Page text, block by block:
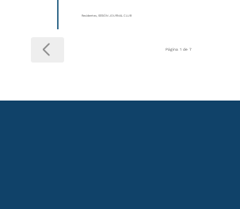
Residentes, SESIÓN JOURNAL CLUB
Página 1 de 7